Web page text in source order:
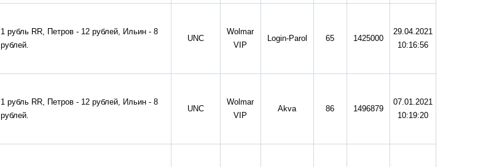
1 рубль RR, Петров - 12 рублей, Ильин - 8
рублей.
UNC
Wolmar
VIP
Login-Parol 65 1425000
29.04.2021
10:16:56
1 рубль RR, Петров - 12 рублей, Ильин - 8
рублей.
UNC
Wolmar
VIP
Akva 86 1496879
07.01.2021
10:19:20